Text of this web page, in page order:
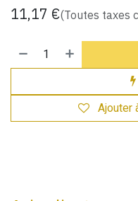
11,17 €(Toutes taxes
Ajouter